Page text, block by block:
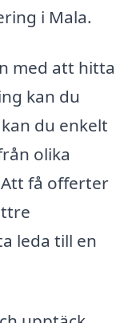
i Mala.
med att hitta
kan du
du enkelt
olika
få offerter
leda till en